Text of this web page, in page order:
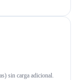
sin carga adicional.